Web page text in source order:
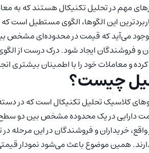
مهم در تحلیل تکنیکال هستند که به
این الگوها، الگوی مستطیل است
وجود می‌آید که قیمت در محدوده‌ای
و فروشندگان ایجاد شود. درک درست از
و معاملات خود را با اطمینان بیشتری
چیست؟
کلاسیک تحلیل تکنیکال است که در
دارایی در یک محدوده مشخص بین دو سطح
خریداران و فروشندگان در این مرحله
همین موضوع باعث می‌شود نمودار